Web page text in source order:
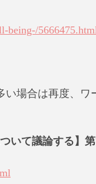
being-/
場合は再度、ワ
いて議論する】第